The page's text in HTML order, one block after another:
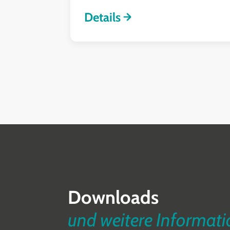
Details
Downloads
und weitere